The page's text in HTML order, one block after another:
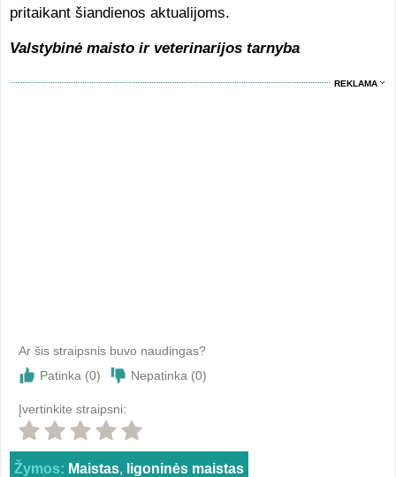
pritaikant šiandienos aktualijoms.
Valstybinė maisto ir veterinarijos tarnyba
REKLAMA
Ar šis straipsnis buvo naudingas?
Patinka (0) Nepatinka (0)
Įvertinkite straipsni:
Žymos: Maistas, ligoninės maistas